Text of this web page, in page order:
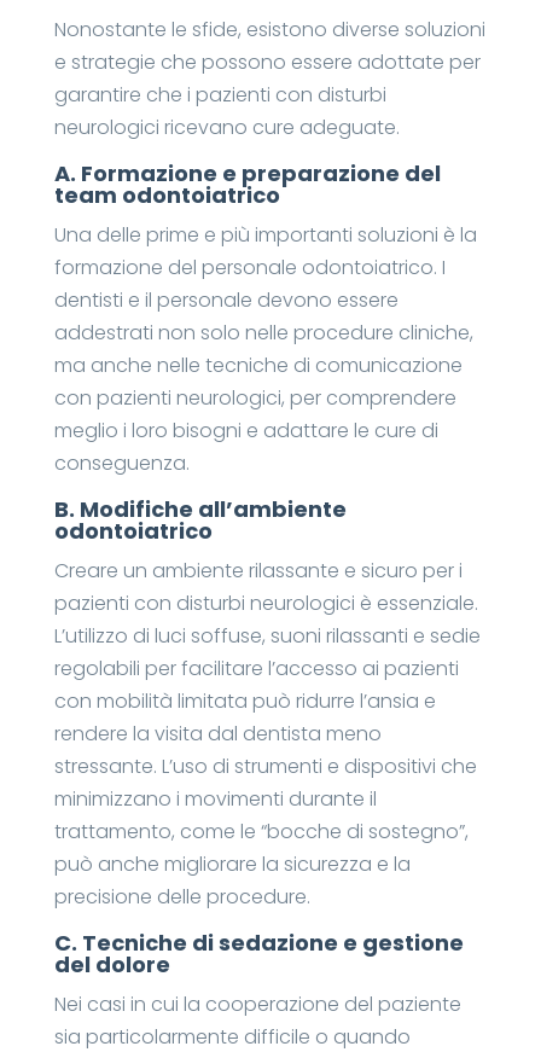
Nonostante le sfide, esistono diverse soluzioni
e strategie che possono essere adottate per
garantire che i pazienti con disturbi
neurologici ricevano cure adeguate.
A. Formazione e preparazione del
team odontoiatrico
Una delle prime e più importanti soluzioni è la
formazione del personale odontoiatrico. I
dentisti e il personale devono essere
addestrati non solo nelle procedure cliniche,
ma anche nelle tecniche di comunicazione
con pazienti neurologici, per comprendere
meglio i loro bisogni e adattare le cure di
conseguenza.
B. Modifiche all’ambiente
odontoiatrico
Creare un ambiente rilassante e sicuro per i
pazienti con disturbi neurologici è essenziale.
L’utilizzo di luci soffuse, suoni rilassanti e sedie
regolabili per facilitare l’accesso ai pazienti
con mobilità limitata può ridurre l’ansia e
rendere la visita dal dentista meno
stressante. L’uso di strumenti e dispositivi che
minimizzano i movimenti durante il
trattamento, come le “bocche di sostegno”,
può anche migliorare la sicurezza e la
precisione delle procedure.
C. Tecniche di sedazione e gestione
del dolore
Nei casi in cui la cooperazione del paziente
sia particolarmente difficile o quando